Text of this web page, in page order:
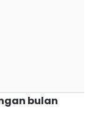
bulan